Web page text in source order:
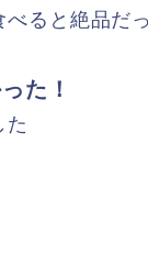
べると絶品だ
た！
た